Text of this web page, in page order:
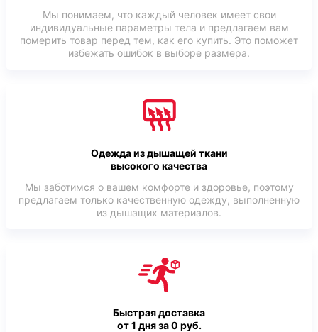
Мы понимаем, что каждый человек имеет свои
индивидуальные параметры тела и предлагаем вам
померить товар перед тем, как его купить. Это поможет
избежать ошибок в выборе размера.
Одежда из дышащей ткани
высокого качества
Мы заботимся о вашем комфорте и здоровье, поэтому
предлагаем только качественную одежду, выполненную
из дышащих материалов.
Быстрая доставка
от 1 дня за 0 руб.